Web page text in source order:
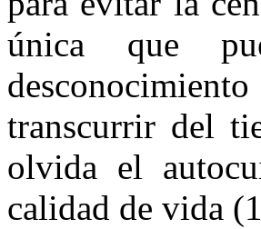
única que
transcurrir del
olvida el
calidad de vida